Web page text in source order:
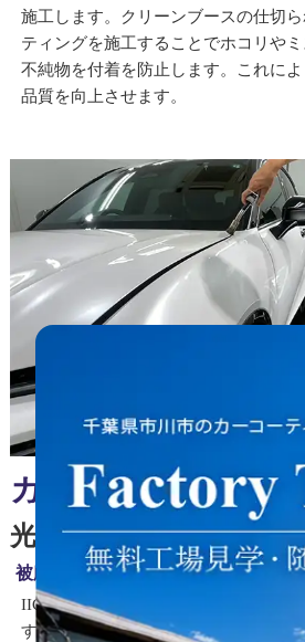
施工します。クリーンブースの仕切
ティングを施工することでホコリや
不純物を付着を防止します。これに
品質を向上させます。
ガ
スプライマー処理に
光沢付与＆寿命の大幅
被膜の平滑化と剥がれ難くなる処理
IICのカーコーティングには全てガス
す。特殊な火炎をボディに当てる事